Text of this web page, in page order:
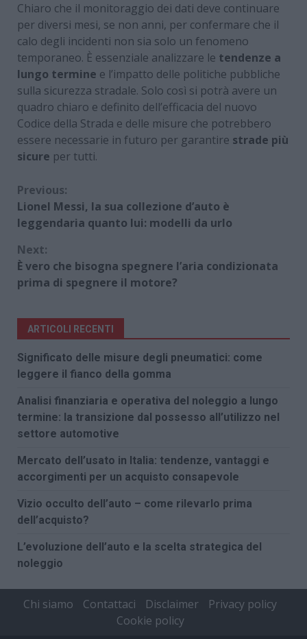
Chiaro che il monitoraggio dei dati deve continuare
per diversi mesi, se non anni, per confermare che il
calo degli incidenti non sia solo un fenomeno
temporaneo. È essenziale analizzare le tendenze a
lungo termine e l’impatto delle politiche pubbliche
sulla sicurezza stradale. Solo così si potrà avere un
quadro chiaro e definito dell’efficacia del nuovo
Codice della Strada e delle misure che potrebbero
essere necessarie in futuro per garantire strade più
sicure per tutti.
Continue
Reading
Previous:
Lionel Messi, la sua collezione d’auto è
leggendaria quanto lui: modelli da urlo
Next:
È vero che bisogna spegnere l’aria condizionata
prima di spegnere il motore?
ARTICOLI RECENTI
Significato delle misure degli pneumatici: come
leggere il fianco della gomma
Analisi finanziaria e operativa del noleggio a lungo
termine: la transizione dal possesso all’utilizzo nel
settore automotive
Mercato dell’usato in Italia: tendenze, vantaggi e
accorgimenti per un acquisto consapevole
Vizio occulto dell’auto – come rilevarlo prima
dell’acquisto?
L’evoluzione dell’auto e la scelta strategica del
noleggio
Chi siamo Contattaci Disclaimer
Privacy policy
Cookie policy